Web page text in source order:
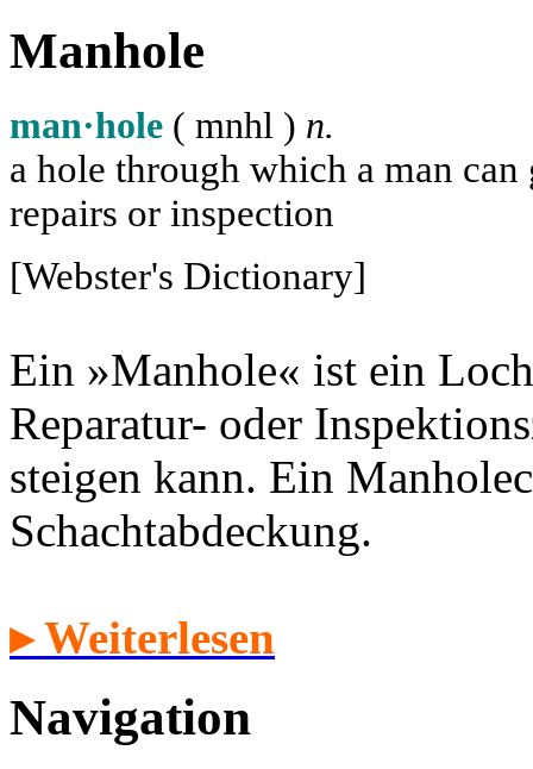
Manhole
man·hole ( mnhl ) n.
a hole through which a man
repairs or inspection
[Webster's Dictionary]
Ein »Manhole« ist ein
Reparatur- oder
steigen kann. Ein
Schachtabdeckung.
▸ Weiterlesen
Navigation